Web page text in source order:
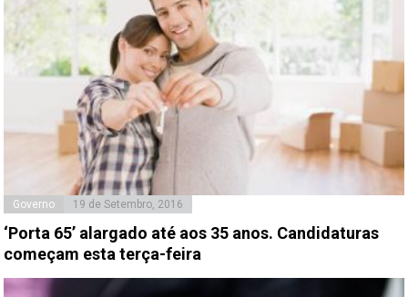
Governo 19 de Setembro, 2016
‘Porta 65’ alargado até aos 35 anos. Candidaturas
começam esta terça-feira